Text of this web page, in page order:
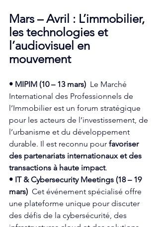
Mars – Avril : L’immobilier,
les technologies et
l’audiovisuel en
mouvement
• MIPIM (10 – 13 mars) Le Marché
International des Professionnels de
l’Immobilier est un forum stratégique
pour les acteurs de l’investissement, de
l’urbanisme et du développement
durable. Il est reconnu pour favoriser
des partenariats internationaux et des
transactions à haute impact.
• IT & Cybersecurity Meetings (18 – 19
mars) Cet événement spécialisé offre
une plateforme unique pour discuter
des défis de la cybersécurité, des